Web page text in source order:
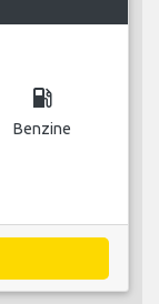
local_gas_station
Benzine